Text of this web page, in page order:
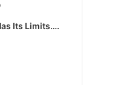
Its Limits….